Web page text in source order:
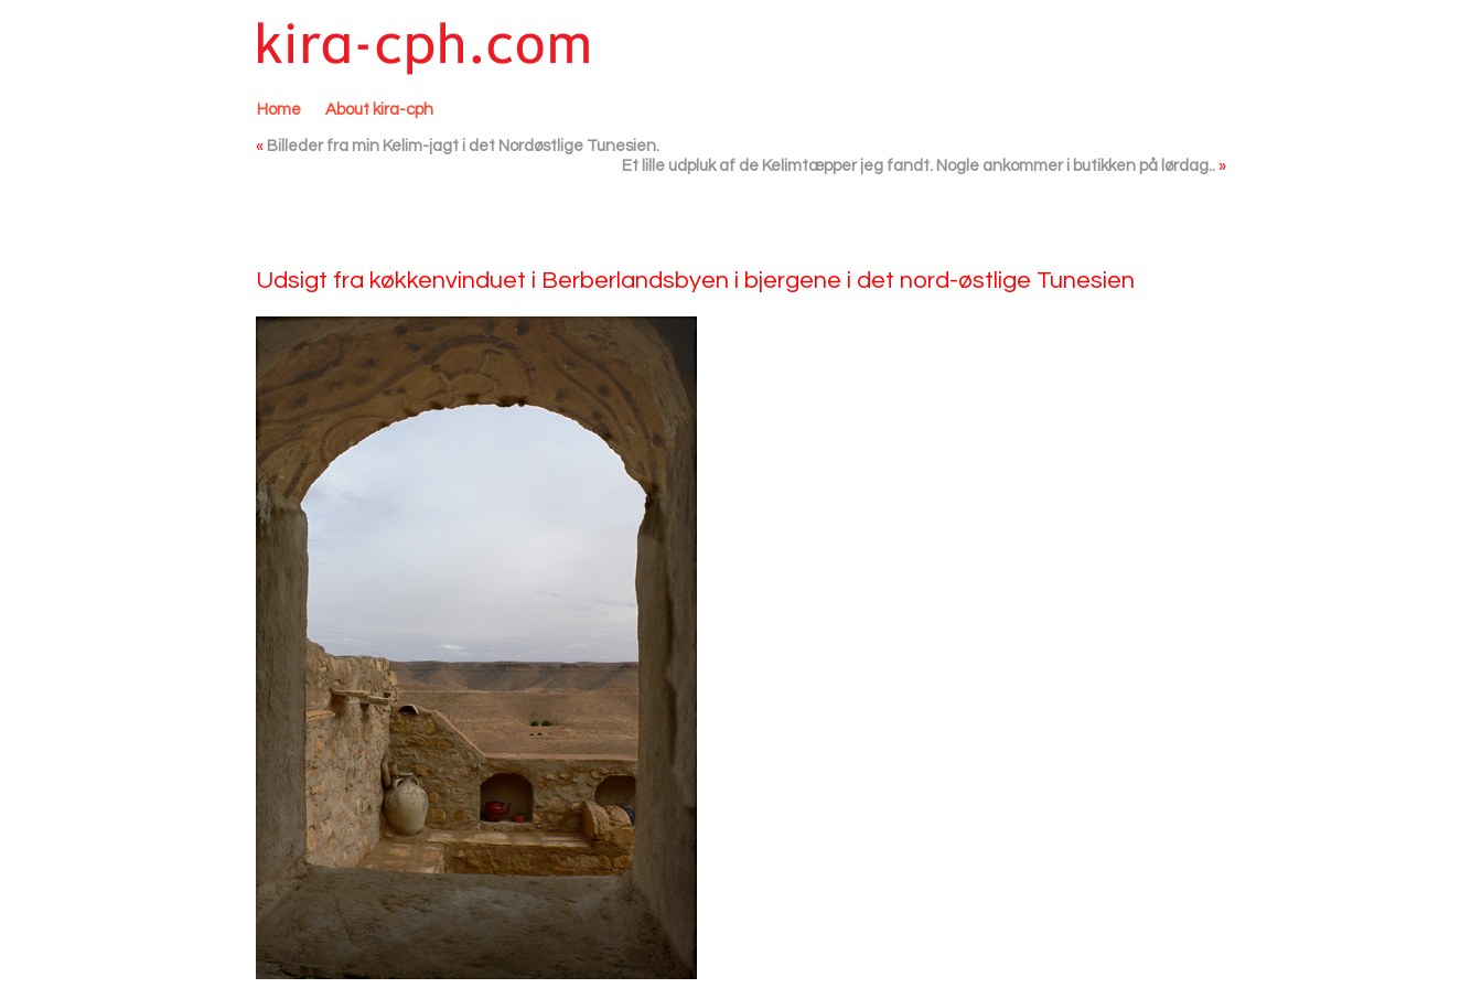
Home About kira-cph
« Billeder fra min Kelim-jagt i det Nordøstlige Tunesien.
Et lille udpluk af de Kelimtæpper jeg fandt. Nogle ankommer i butikken på lørdag.. »
Udsigt fra køkkenvinduet i Berberlandsbyen i bjergene i det nord-østlige Tunesien